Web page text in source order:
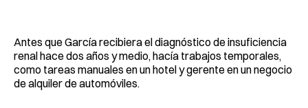
Antes que García recibiera el diagnóstico de insuficiencia
renal hace dos años y medio, hacía trabajos temporales,
como tareas manuales en un hotel y gerente en un negocio
de alquiler de automóviles.